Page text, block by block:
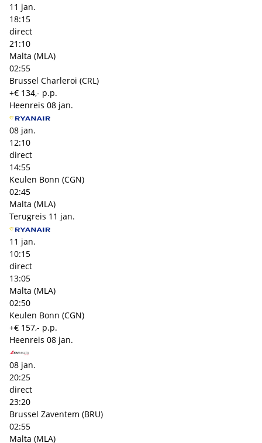
11 jan.
18:15
direct
21:10
Malta (MLA)
02:55
Brussel Charleroi (CRL)
+€ 134,- p.p.
Heenreis 08 jan.
08 jan.
12:10
direct
14:55
Keulen Bonn (CGN)
02:45
Malta (MLA)
Terugreis 11 jan.
11 jan.
10:15
direct
13:05
Malta (MLA)
02:50
Keulen Bonn (CGN)
+€ 157,- p.p.
Heenreis 08 jan.
08 jan.
20:25
direct
23:20
Brussel Zaventem (BRU)
02:55
Malta (MLA)